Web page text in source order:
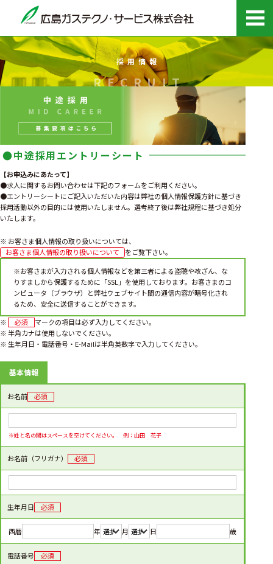
採用情報
RECRUIT
●中途採用エントリーシート
【お申込みにあたって】
●求人に関するお問い合わせは下記のフォームをご利用ください。
●エントリーシートにご記入いただいた内容は弊社の個人情報保護方針に基づき
採用活動以外の目的には使用いたしません。選考終了後は弊社規程に基づき処分
いたします。
※ お客さま個人情報の取り扱いについては、
お客さま個人情報の取り扱いについて
をご覧下さい。
※お客さまが入力される個人情報などを第三者による盗聴や改ざん、な
りすましから保護するために「SSL」を使用しております。お客さまのコ
ンピュータ（ブラウザ）と弊社ウェブサイト間の通信内容が暗号化され
るため、安全に送信することができます。
※
必須
マークの項目は必ず入力してください。
※ 半角カナは使用しないでください。
※ 生年月日・電話番号・E-Mailは半角英数字で入力してください。
基本情報
お名前 必須
※姓と名の間はスペースを空けてください。 例：山田 花子
お名前（フリガナ） 必須
生年月日 必須
西暦 年 月 日 歳
電話番号 必須